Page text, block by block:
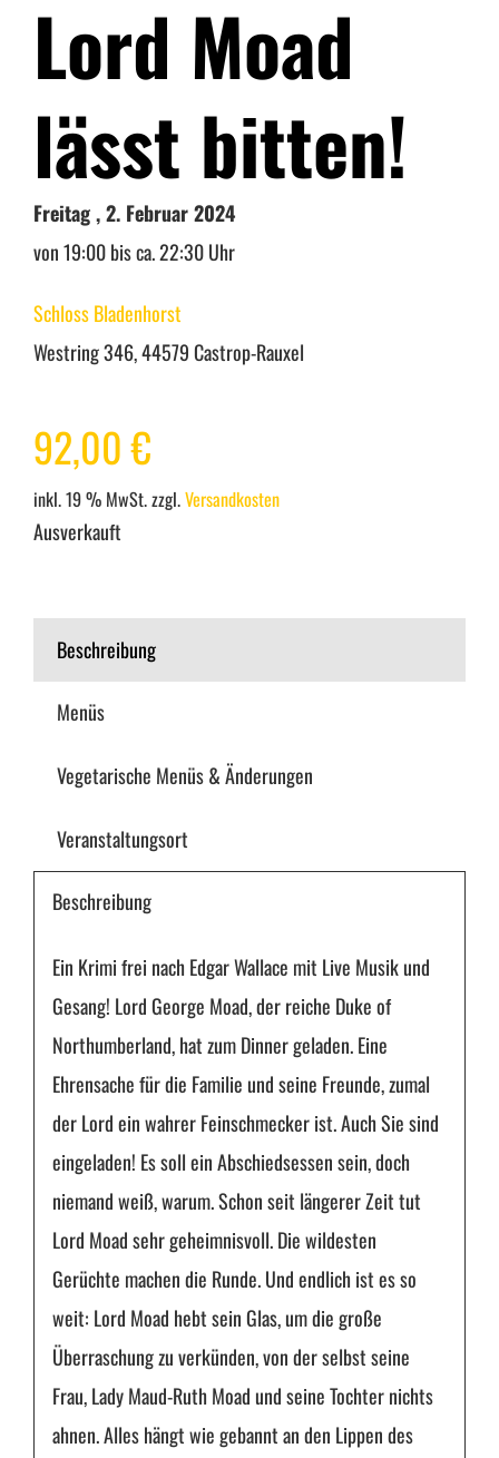
Warenkorb
Mein Konto
Lord Moad
lässt bitten!
Freitag , 2. Februar 2024
von 19:00 bis ca. 22:30 Uhr
Schloss Bladenhorst
Westring 346, 44579 Castrop-Rauxel
92,00€
inkl. 19 % MwSt.zzgl.Versandkosten
Ausverkauft
Beschreibung
Menüs
Vegetarische Menüs & Änderungen
Veranstaltungsort
Beschreibung
Ein Krimi frei nach Edgar Wallace mit Live Musik und
Gesang! Lord George Moad, der reiche Duke of
Northumberland, hat zum Dinner geladen. Eine
Ehrensache für die Familie und seine Freunde, zumal
der Lord ein wahrer Feinschmecker ist. Auch Sie sind
eingeladen! Es soll ein Abschiedsessen sein, doch
niemand weiß, warum. Schon seit längerer Zeit tut
Lord Moad sehr geheimnisvoll. Die wildesten
Gerüchte machen die Runde. Und endlich ist es so
weit: Lord Moad hebt sein Glas, um die große
Überraschung zu verkünden, von der selbst seine
Frau, Lady Maud-Ruth Moad und seine Tochter nichts
ahnen. Alles hängt wie gebannt an den Lippen des